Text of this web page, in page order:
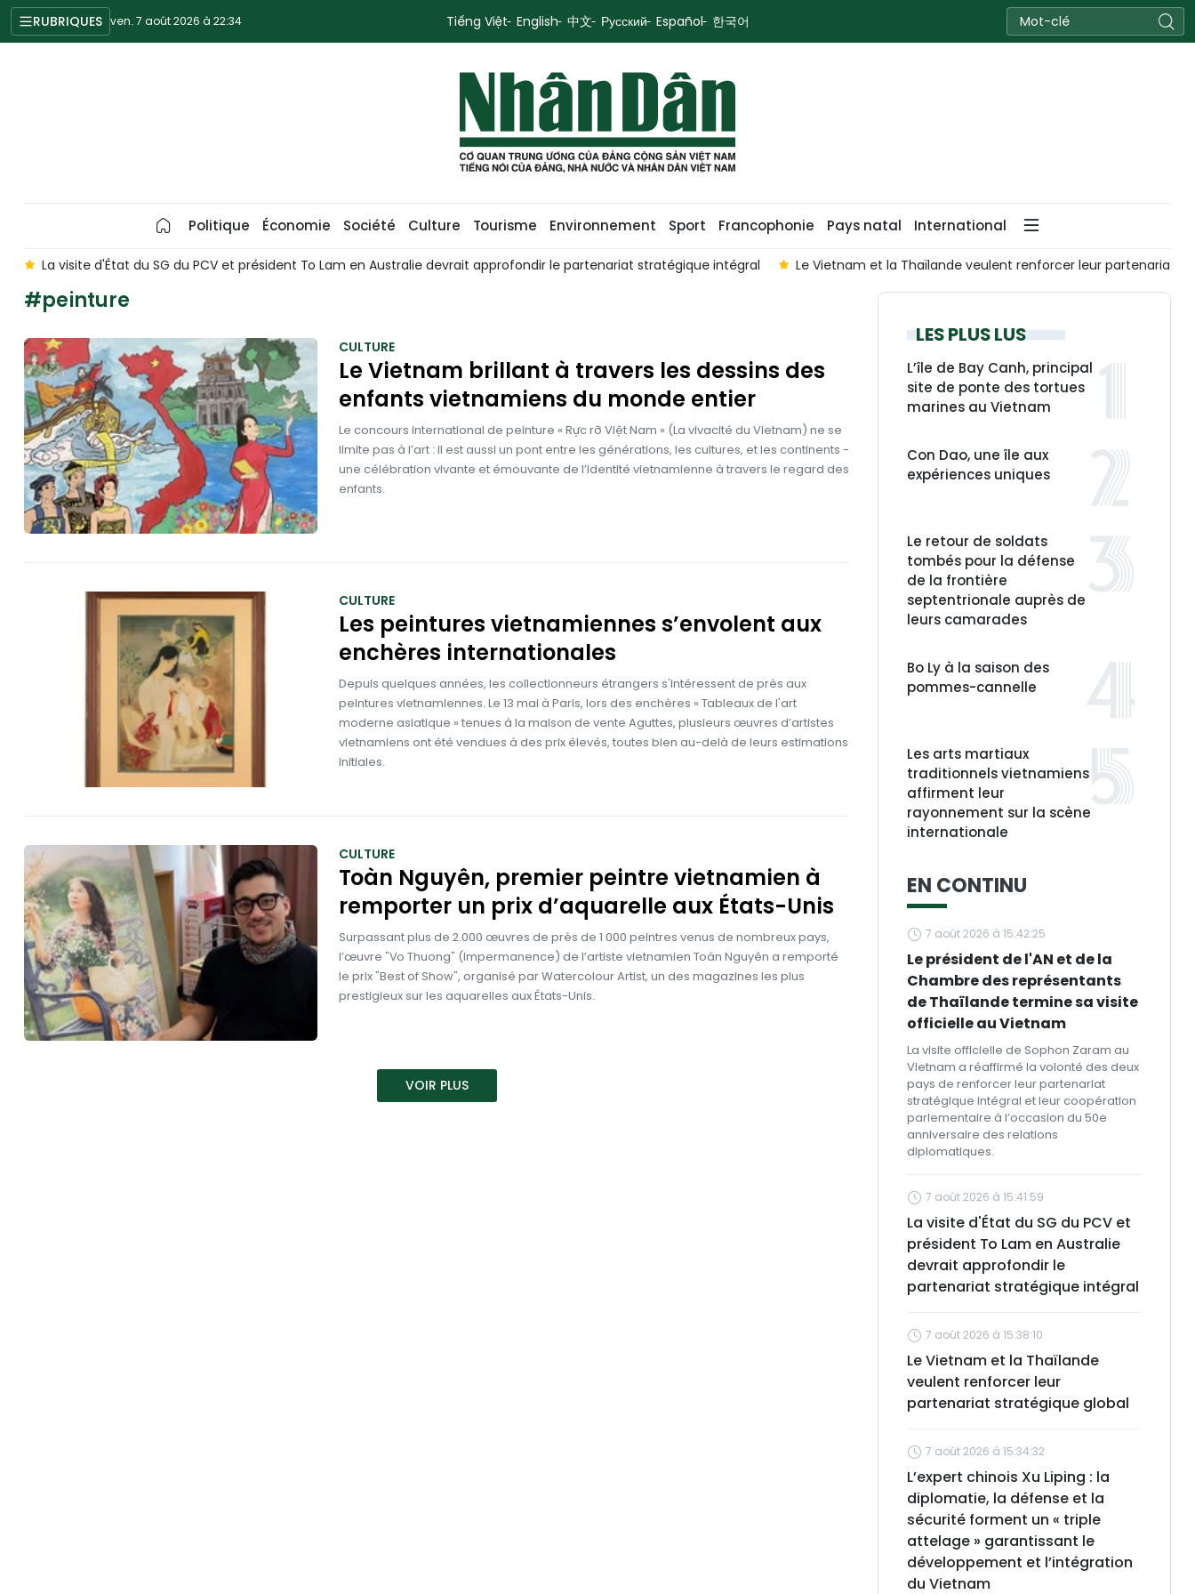
RUBRIQUES ven. 7 août 2026 à 22:34 Tiếng Việt English 中文 Русский Español 한국어
Politique Économie Société Culture Tourisme Environnement Sport Francophonie Pays natal International
La visite d'État du SG du PCV et président To Lam en Australie devrait approfondir le partenariat stratégique intégral Le Vietnam et la Thaïlande veulent renforcer leur partenariat
#peinture
CULTURE
Le Vietnam brillant à travers les dessins des
enfants vietnamiens du monde entier
Le concours international de peinture « Rực rỡ Việt Nam » (La vivacité du Vietnam) ne se
limite pas à l’art : il est aussi un pont entre les générations, les cultures, et les continents -
une célébration vivante et émouvante de l’identité vietnamienne à travers le regard des
enfants.
CULTURE
Les peintures vietnamiennes s’envolent aux
enchères internationales
Depuis quelques années, les collectionneurs étrangers s'intéressent de près aux
peintures vietnamiennes. Le 13 mai à Paris, lors des enchères « Tableaux de l'art
moderne asiatique » tenues à la maison de vente Aguttes, plusieurs œuvres d’artistes
vietnamiens ont été vendues à des prix élevés, toutes bien au-delà de leurs estimations
initiales.
CULTURE
Toàn Nguyên, premier peintre vietnamien à
remporter un prix d’aquarelle aux États-Unis
Surpassant plus de 2.000 œuvres de près de 1 000 peintres venus de nombreux pays,
l’œuvre "Vo Thuong" (Impermanence) de l’artiste vietnamien Toàn Nguyên a remporté
le prix "Best of Show", organisé par Watercolour Artist, un des magazines les plus
prestigieux sur les aquarelles aux États-Unis.
VOIR PLUS
LES PLUS LUS
L’île de Bay Canh, principal
site de ponte des tortues
marines au Vietnam
Con Dao, une île aux
expériences uniques
Le retour de soldats
tombés pour la défense
de la frontière
septentrionale auprès de
leurs camarades
Bo Ly à la saison des
pommes-cannelle
Les arts martiaux
traditionnels vietnamiens
affirment leur
rayonnement sur la scène
internationale
EN CONTINU
7 août 2026 à 15:42:25
Le président de l'AN et de la
Chambre des représentants
de Thaïlande termine sa visite
officielle au Vietnam
La visite officielle de Sophon Zaram au
Vietnam a réaffirmé la volonté des deux
pays de renforcer leur partenariat
stratégique intégral et leur coopération
parlementaire à l’occasion du 50e
anniversaire des relations
diplomatiques.
7 août 2026 à 15:41:59
La visite d'État du SG du PCV et
président To Lam en Australie
devrait approfondir le
partenariat stratégique intégral
7 août 2026 à 15:38:10
Le Vietnam et la Thaïlande
veulent renforcer leur
partenariat stratégique global
7 août 2026 à 15:34:32
L’expert chinois Xu Liping : la
diplomatie, la défense et la
sécurité forment un « triple
attelage » garantissant le
développement et l’intégration
du Vietnam